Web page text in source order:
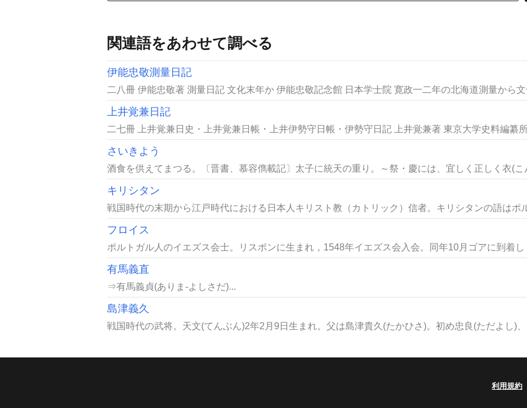
関連語をあわせて調べる
伊能忠敬測量日記
二八冊 伊能忠敬著 測量日記 文化末年か 伊能忠敬記念館 日本学士院 寛政一二年の北海道測量から文
上井覚兼日記
二七冊 上井覚兼日史・上井覚兼日帳・上井伊勢守日帳・伊勢守日記 上井覚兼著 東京大学史料編纂所
さいきよう
酒食を供えてまつる。〔晋書、慕容儁載記〕太子に統天の重り。～祭・慶には、宜しく正しく衣(こ
キリシタン
戦国時代の末期から江戸時代における日本人キリスト教（カトリック）信者。キリシタンの語はポ
フロイス
ポルトガル人のイエズス会士。リスボンに生まれ，1548年イエズス会入会。同年10月ゴアに到着し
有馬義直
⇒有馬義貞(ありま-よしさだ)...
島津義久
戦国時代の武将。天文(てんぶん)2年2月9日生まれ。父は島津貴久(たかひさ)。初め忠良(ただよし)、
利用規約